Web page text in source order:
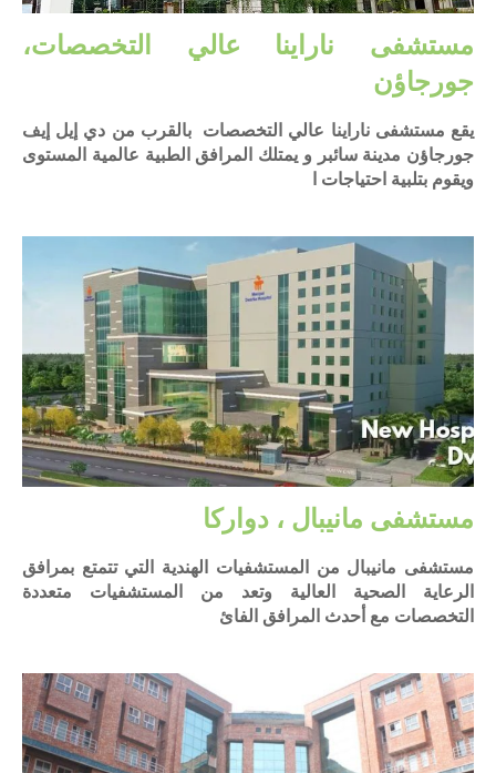
مستشفى ناراينا عالي التخصصات،
جورجاؤن
يقع مستشفى ناراينا عالي التخصصات بالقرب من دي إيل إيف
جورجاؤن مدينة سائبر و يمتلك المرافق الطبية عالمية المستوى
ويقوم بتلبية احتياجات ا
مستشفى مانيبال ، دواركا
مستشفى مانيبال من المستشفيات الهندية التي تتمتع بمرافق
الرعاية الصحية العالية وتعد من المستشفيات متعددة
التخصصات مع أحدث المرافق الفائ